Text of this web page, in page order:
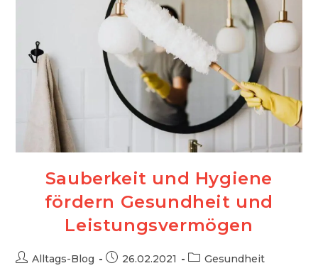
Sauberkeit und Hygiene
fördern Gesundheit und
Leistungsvermögen
Beitrags-
Alltags-Blog
Beitrag26.02.2021
Beitrags-
Gesundheit